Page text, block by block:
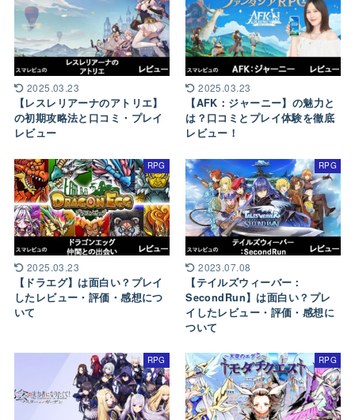
2025.03.23
【レスレリアーナのアトリエ】
の初期攻略法と口コミ・プレイ
レビュー
2025.03.23
【AFK：ジャーニー】の魅力と
は？口コミとプレイ体験を徹底
レビュー！
RPG
2025.03.23
【ドラエグ】は面白い？プレイ
したレビュー・評価・感想につ
いて
RPG
2023.07.08
【テイルズウィーバー：
SecondRun】は面白い？プレ
イしたレビュー・評価・感想に
ついて
RPG RPG